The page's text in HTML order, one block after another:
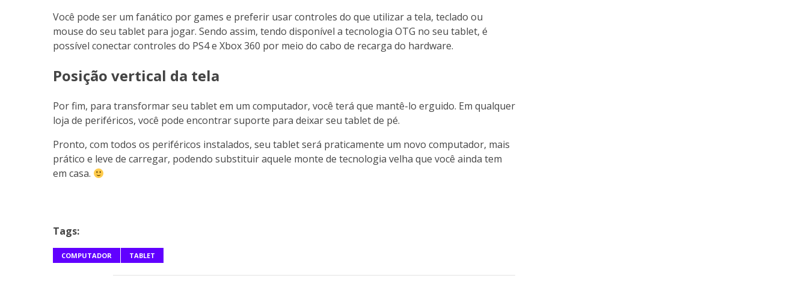
Você pode ser um fanático por games e preferir usar controles do que utilizar a tela, teclado ou
mouse do seu tablet para jogar. Sendo assim, tendo disponível a tecnologia OTG no seu tablet, é
possível conectar controles do PS4 e Xbox 360 por meio do cabo de recarga do hardware.
Posição vertical da tela
Por fim, para transformar seu tablet em um computador, você terá que mantê-lo erguido. Em qualquer
loja de periféricos, você pode encontrar suporte para deixar seu tablet de pé.
Pronto, com todos os periféricos instalados, seu tablet será praticamente um novo computador, mais
prático e leve de carregar, podendo substituir aquele monte de tecnologia velha que você ainda tem
em casa.
Tags:
COMPUTADOR TABLET